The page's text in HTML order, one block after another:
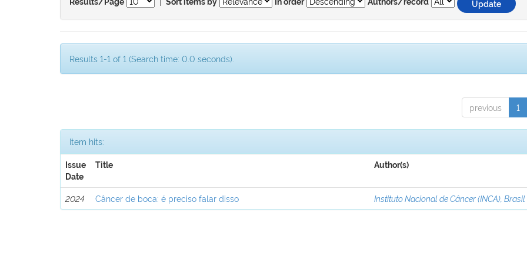
Results/Page Sort items by In order Authors/record
Results 1-1 of 1 (Search time: 0.0 seconds).
previous 1
Item hits:
Issue
Date
Title Author(s)
2024 Câncer de boca: é preciso falar disso Instituto Nacional de Câncer (INCA), Brasil